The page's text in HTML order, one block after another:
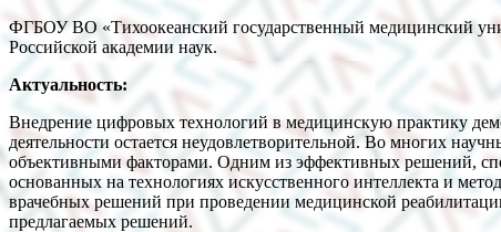
ФГБОУ ВО «Тихоокеанский государственный медицинский
Российской академии наук.
Актуальность:
Внедрение цифровых технологий в медицинскую практику
деятельности остается неудовлетворительной. Во многих
объективными факторами. Одним из эффективных решений,
основанных на технологиях искусственного интеллекта и
врачебных решений при проведении медицинской
предлагаемых решений.